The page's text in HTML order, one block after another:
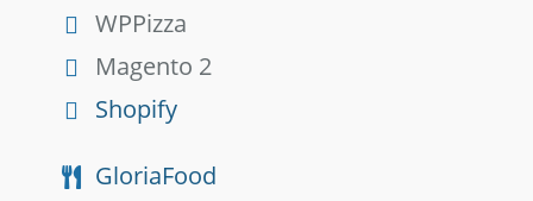
WPPizza
Magento 2
Shopify
GloriaFood